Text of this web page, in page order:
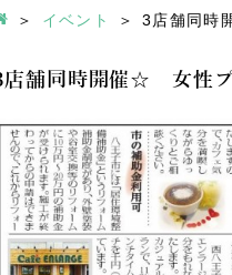
イベント 3店舗同時
店舗同時開催☆ 女性プ